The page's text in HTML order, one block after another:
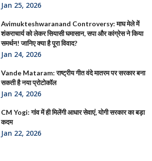
Jan 25, 2026
Avimukteshwaranand Controversy: माघ मेले में
शंकराचार्य को लेकर सियासी घमासान, सपा और कांग्रेस ने किया
समर्थन! जानिए क्या है पूरा विवाद?
Jan 24, 2026
Vande Mataram: राष्ट्रीय गीत वंदे मातरम पर सरकार बना
सकती है नया प्रोटोकॉल
Jan 24, 2026
CM Yogi: गांव में ही मिलेंगी आधार सेवाएं, योगी सरकार का बड़ा
कदम
Jan 22, 2026